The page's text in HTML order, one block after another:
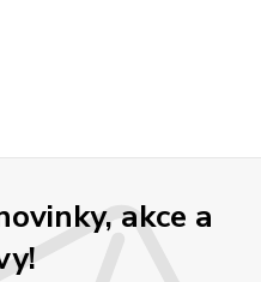
akce a